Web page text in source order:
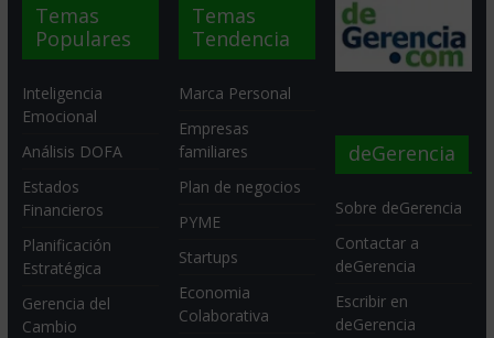
Temas
Populares
Inteligencia
Emocional
Análisis DOFA
Estados
Financieros
Planificación
Estratégica
Gerencia del
Cambio
Temas
Tendencia
Marca Personal
Empresas
familiares
Plan de negocios
PYME
Startups
Economia
Colaborativa
deGerencia
Sobre deGerencia
Contactar a
deGerencia
Escribir en
deGerencia